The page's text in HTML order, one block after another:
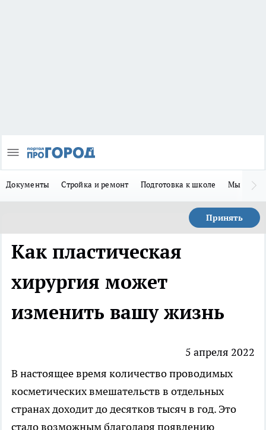
Документы Стройка и ремонт Подготовка к школе Мы в MAX
Принять
Как пластическая
хирургия может
изменить вашу жизнь
5 апреля 2022
В настоящее время количество проводимых
косметических вмешательств в отдельных
странах доходит до десятков тысяч в год. Это
стало возможным благодаря появлению